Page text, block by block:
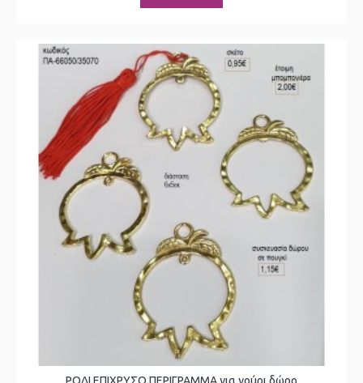
ΡΟΔΙ ΕΠΙΧΡΥΣΟ ΠΕΡΙΓΡΑΜΜΑ για γούρι δώρο